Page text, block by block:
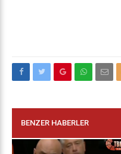
BENZER HABERLER